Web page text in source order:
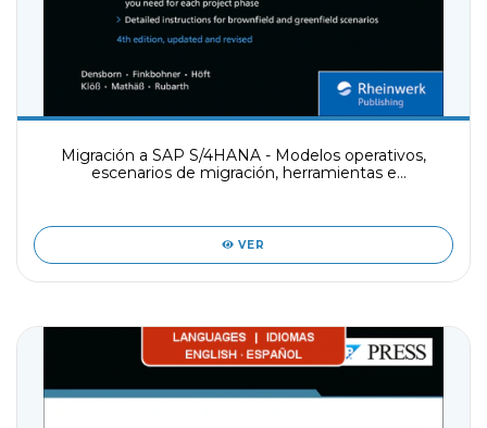
Migración a SAP S/4HANA - Modelos operativos,
escenarios de migración, herramientas e
VER